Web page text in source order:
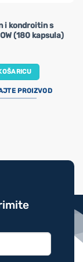
i kondroitin s
(180 kapsula)
PROIZVOD